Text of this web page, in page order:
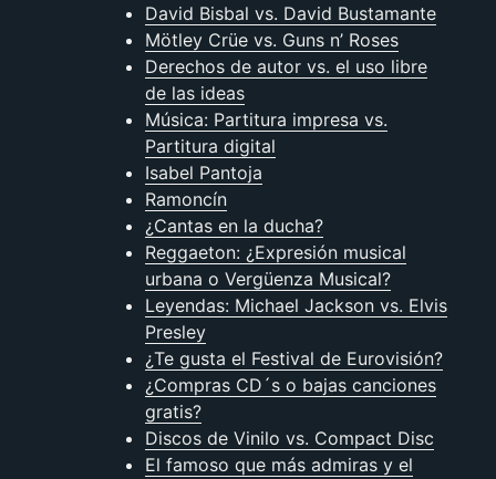
David Bisbal vs. David Bustamante
Mötley Crüe vs. Guns n’ Roses
Derechos de autor vs. el uso libre
de las ideas
Música: Partitura impresa vs.
Partitura digital
Isabel Pantoja
Ramoncín
¿Cantas en la ducha?
Reggaeton: ¿Expresión musical
urbana o Vergüenza Musical?
Leyendas: Michael Jackson vs. Elvis
Presley
¿Te gusta el Festival de Eurovisión?
¿Compras CD´s o bajas canciones
gratis?
Discos de Vinilo vs. Compact Disc
El famoso que más admiras y el